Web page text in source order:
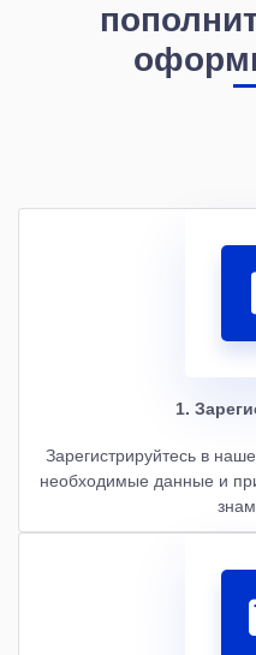
1.
Зарегистрируйтесь в
необходимые данные и